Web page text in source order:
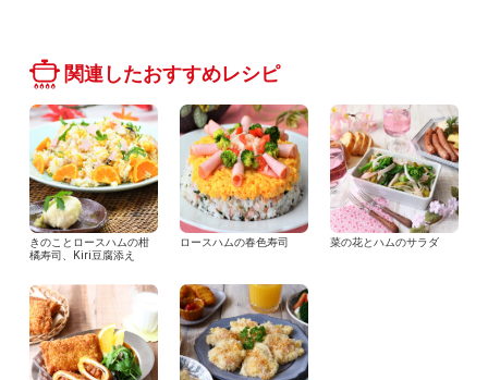
関連したおすすめレシピ
きのことロースハムの柑
橘寿司、Kiri豆腐添え
ロースハムの春色寿司 菜の花とハムのサラダ